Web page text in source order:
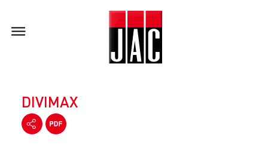
DIVIMAX